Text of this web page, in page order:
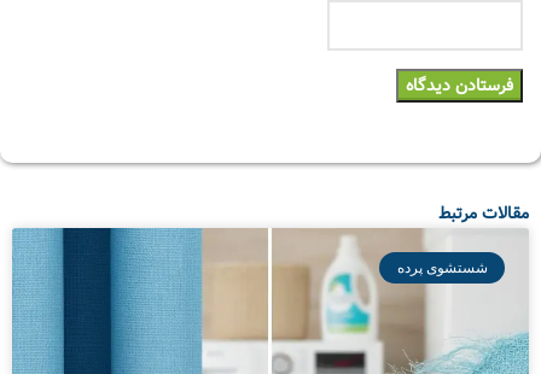
مقالات مرتبط
شستشوی پرده